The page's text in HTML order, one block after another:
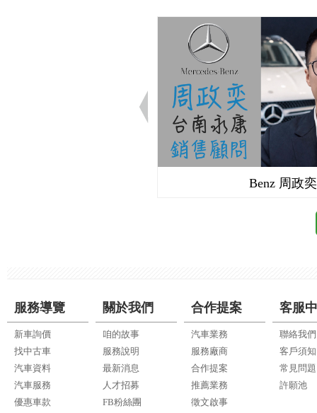
Benz 周政奕
服務導覽
新車詢價
找中古車
汽車資料
汽車服務
優惠車款
關於我們
咱的故事
服務說明
最新消息
人才招募
FB粉絲團
合作提案
汽車業務
服務廠商
合作提案
推薦業務
徵文啟事
客服
聯絡我們
客戶須知
常見問題
許願池